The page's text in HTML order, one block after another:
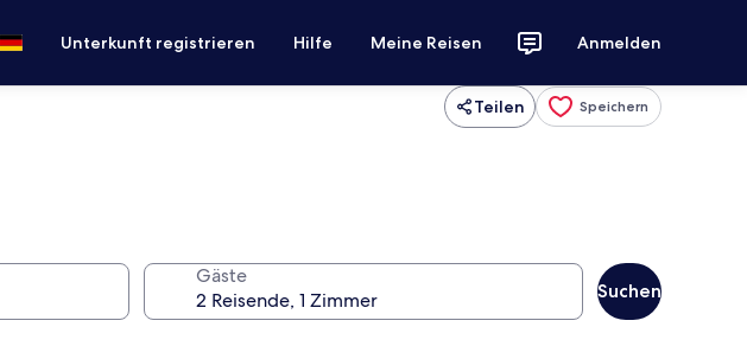
Unterkunft registrieren Hilfe Meine Reisen Anmelden
Teilen Speichern
Gäste
Suchen